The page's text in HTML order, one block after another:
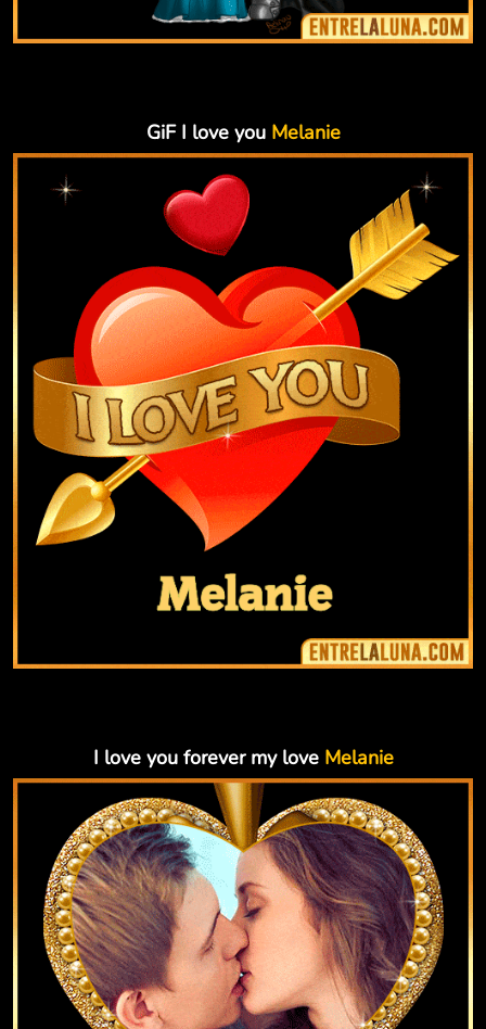
GiF I love you Melanie
I love you forever my love Melanie